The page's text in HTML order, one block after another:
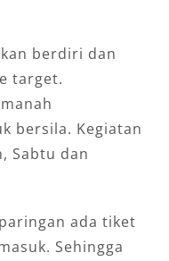
berdiri dan
target.
bersila. Kegiatan
Sabtu dan
ada tiket
Sehingga